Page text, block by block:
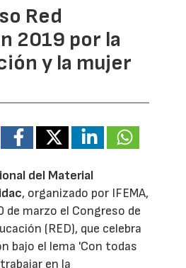
Red
2019 por la
y la mujer
del Material
, organizado por IFEMA,
de marzo el Congreso de
(RED), que celebra
bajo el lema 'Con todas
en la